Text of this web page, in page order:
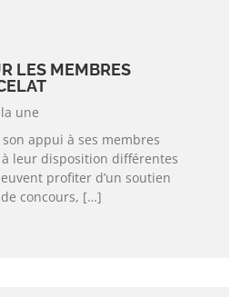
LES MEMBRES
une
appui à ses membres
leur disposition différentes
profiter d’un soutien
concours, […]